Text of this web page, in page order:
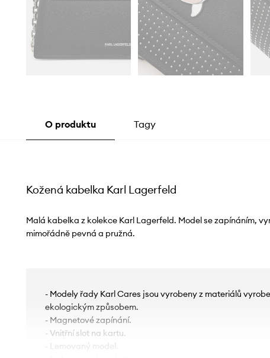
O produktu Tagy
Kožená kabelka Karl Lagerfeld
Malá kabelka z kolekce Karl Lagerfeld. Model se zapínáním,
mimořádně pevná a pružná.
- Modely řady Karl Cares jsou vyrobeny z materiálů
ekologickým způsobem.
- Magnetové zapínání.
- Vnitřní slot na kartu.
- Lemovaný model.